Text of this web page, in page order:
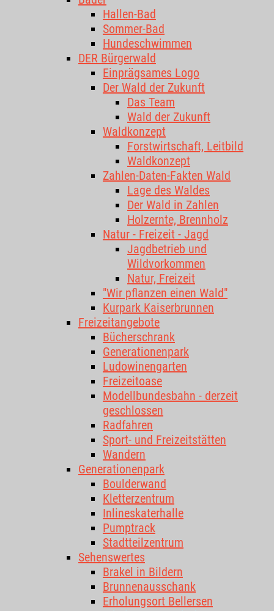
Hallen-Bad
Sommer-Bad
Hundeschwimmen
DER Bürgerwald
Einprägsames Logo
Der Wald der Zukunft
Das Team
Wald der Zukunft
Waldkonzept
Forstwirtschaft, Leitbild
Waldkonzept
Zahlen-Daten-Fakten Wald
Lage des Waldes
Der Wald in Zahlen
Holzernte, Brennholz
Natur - Freizeit - Jagd
Jagdbetrieb und
Wildvorkommen
Natur, Freizeit
"Wir pflanzen einen Wald"
Kurpark Kaiserbrunnen
Freizeitangebote
Bücherschrank
Generationenpark
Ludowinengarten
Freizeitoase
Modellbundesbahn - derzeit
geschlossen
Radfahren
Sport- und Freizeitstätten
Wandern
Generationenpark
Boulderwand
Kletterzentrum
Inlineskaterhalle
Pumptrack
Stadtteilzentrum
Sehenswertes
Brakel in Bildern
Brunnenausschank
Erholungsort Bellersen